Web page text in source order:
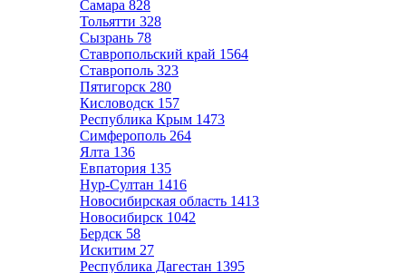
Самара 828
Тольятти 328
Сызрань 78
Ставропольский край 1564
Ставрополь 323
Пятигорск 280
Кисловодск 157
Республика Крым 1473
Симферополь 264
Ялта 136
Евпатория 135
Нур-Султан 1416
Новосибирская область 1413
Новосибирск 1042
Бердск 58
Искитим 27
Республика Дагестан 1395